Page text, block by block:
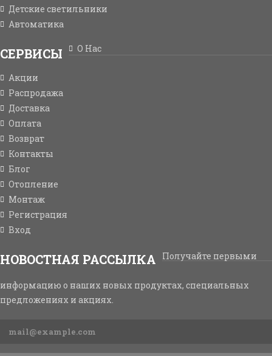
Детские светильники
Автоматика
СЕРВИСЫ О Нас
Акции
Распродажа
Доставка
Оплата
Возврат
Контакты
Блог
Отопление
Монтаж
Регистрация
Вход
НОВОСТНАЯ РАССЫЛКА Получайте первыми
информацию о наших новых продуктах, специальных
предложениях и акциях.